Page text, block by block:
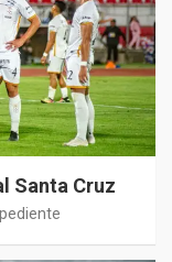
Santa Cruz